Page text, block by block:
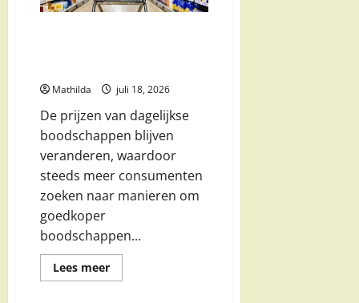
Mathilda juli 18, 2026
De prijzen van dagelijkse
boodschappen blijven
veranderen, waardoor
steeds meer consumenten
zoeken naar manieren om
goedkoper
boodschappen...
Lees meerLees
meer